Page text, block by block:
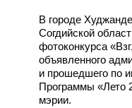
В городе
Согдийской
фотоконкурса
объявленного
и прошедшего по
Программы «Лето
мэрии.